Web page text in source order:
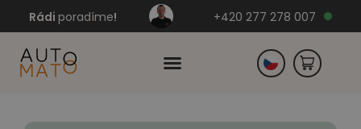
Rádi poradíme! +420 277 278 007